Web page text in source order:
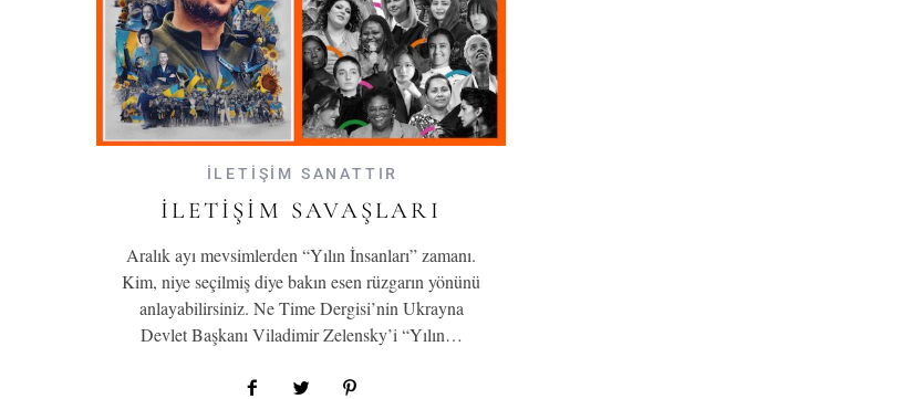
İLETİŞİM SANATTIR
İLETIŞIM SAVAŞLARI
Aralık ayı mevsimlerden “Yılın İnsanları” zamanı.
Kim, niye seçilmiş diye bakın esen rüzgarın yönünü
anlayabilirsiniz. Ne Time Dergisi’nin Ukrayna
Devlet Başkanı Viladimir Zelensky’i “Yılın…